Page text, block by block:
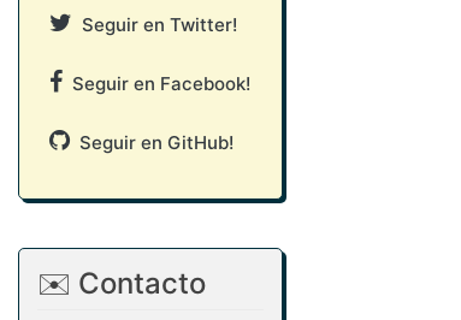
Seguir en Twitter!
Seguir en Facebook!
Seguir en GitHub!
✉️ Contacto